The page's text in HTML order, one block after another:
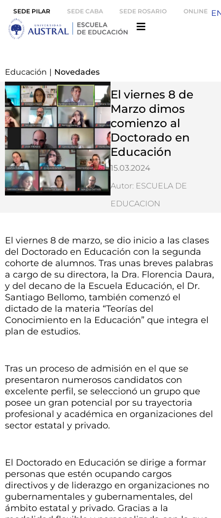
SEDE PILAR SEDE CABA SEDE ROSARIO ONLINE
Educación | Novedades
El viernes 8 de
Marzo dimos
comienzo al
Doctorado en
Educación
15.03.2024
Autor: ESCUELA DE
EDUCACION
El viernes 8 de marzo, se dio inicio a las clases
del Doctorado en Educación con la segunda
cohorte de alumnos. Tras unas breves palabras
a cargo de su directora, la Dra. Florencia Daura,
y del decano de la Escuela Educación, el Dr.
Santiago Bellomo, también comenzó el
dictado de la materia “Teorías del
Conocimiento en la Educación” que integra el
plan de estudios.
Tras un proceso de admisión en el que se
presentaron numerosos candidatos con
excelente perfil, se seleccionó un grupo que
posee un gran potencial por su trayectoria
profesional y académica en organizaciones del
sector estatal y privado.
El Doctorado en Educación se dirige a formar
personas que estén ocupando cargos
directivos y de liderazgo en organizaciones no
gubernamentales y gubernamentales, del
ámbito estatal y privado. Gracias a la